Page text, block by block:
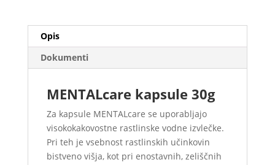
Opis
Dokumenti
MENTALcare kapsule 30g
Za kapsule MENTALcare se uporabljajo
visokokakovostne rastlinske vodne izvlečke.
Pri teh je vsebnost rastlinskih učinkovin
bistveno višja, kot pri enostavnih, zeliščnih